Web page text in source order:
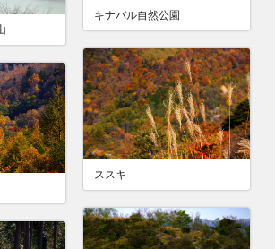
キナバル自然公園
ススキ